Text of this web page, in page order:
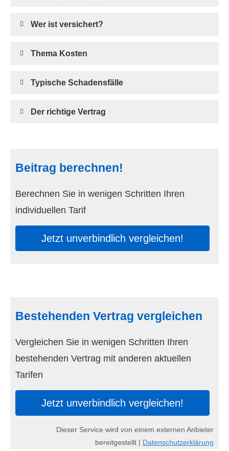
Wer ist versichert?
Thema Kosten
Typische Schadensfälle
Der richtige Vertrag
Beitrag berechnen!
Berechnen Sie in wenigen Schritten Ihren
individuellen Tarif
Jetzt unverbindlich ver­gleichen!
Bestehenden Vertrag ver­gleichen
Vergleichen Sie in wenigen Schritten Ihren
bestehenden Vertrag mit anderen aktuellen
Tarifen
Jetzt unverbindlich ver­gleichen!
Dieser Service wird von einem externen Anbieter
bereitgestellt | Datenschutzerklärung